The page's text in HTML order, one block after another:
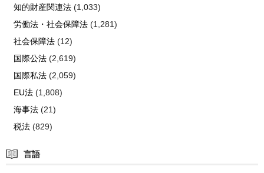
知的財産関連法(1,033)
労働法・社会保障法(1,281)
社会保障法(12)
国際公法(2,619)
国際私法(2,059)
EU法(1,808)
海事法(21)
税法(829)
言語